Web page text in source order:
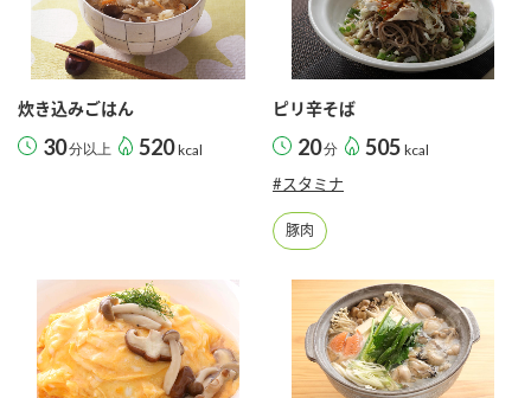
検索
業務用サイト ミツカングループについて 製造所固有記号一覧
炊き込みごはん
30分以上 520 kcal
ピリ辛そば
20分 505 kcal
#スタミナ
豚肉